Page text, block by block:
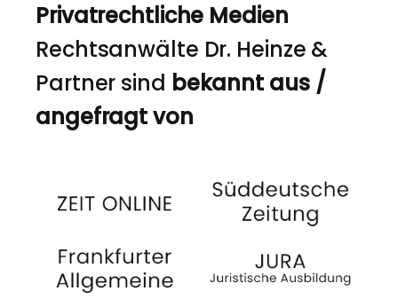
Privatrechtliche Medien
Rechtsanwälte Dr. Heinze &
Partner sind bekannt aus /
angefragt von